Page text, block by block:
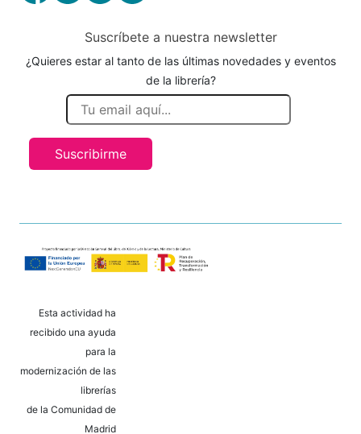
Suscríbete a nuestra newsletter
¿Quieres estar al tanto de las últimas novedades y eventos
de la librería?
Suscribirme
Esta actividad ha
recibido una ayuda
para la
modernización de las
librerías
de la Comunidad de
Madrid